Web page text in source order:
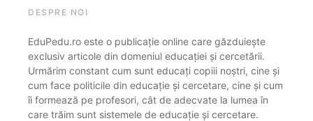
DESPRE NOI
EduPedu.ro este o publicație online care găzduiește
exclusiv articole din domeniul educației și cercetării.
Urmărim constant cum sunt educați copiii noștri, cine și
cum face politicile din educație și cercetare, cine și cum
îi formează pe profesori, cât de adecvate la lumea în
care trăim sunt sistemele de educație și cercetare.